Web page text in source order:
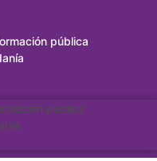
pública
pública